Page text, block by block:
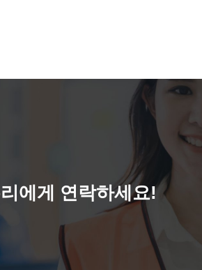
에게 연락하세요!